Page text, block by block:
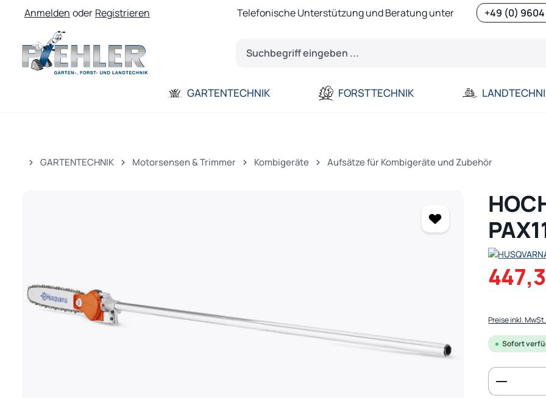
Hauptinhalt springen
Zur Suche springen
Zur Hauptnavigation springen
Anmelden oder Registrieren Telefonische Unterstützung und Beratung unter +49 (0)
GARTENTECHNIK FORSTTECHNIK
GARTENTECHNIK Motorsensen & Trimmer Kombigeräte Aufsätze für Kombigeräte und Zubehör
Verkaufspreis:
Preise inkl.
Sofort
Produkt